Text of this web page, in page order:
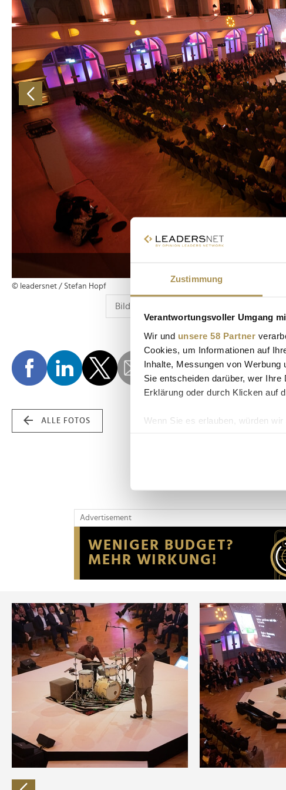
Zustimmung
Verantwortungsvoller Umgang
Wir und unsere 58 Partner
Cookies, um Informationen auf
Inhalte, Messungen von
Sie entscheiden darüber, wer
Erklärung oder durch Klicken auf
Wenn Sie es erlauben, würden wir
Erfahren Sie mehr darüber, wie
Wir verwenden Cookies, um
Website an unsere Partner für
möglicherweise mit weiteren
der Dienste gesammelt haben.
© leadersnet / Stefan Hopf
ALLE FOTOS
Advertisement